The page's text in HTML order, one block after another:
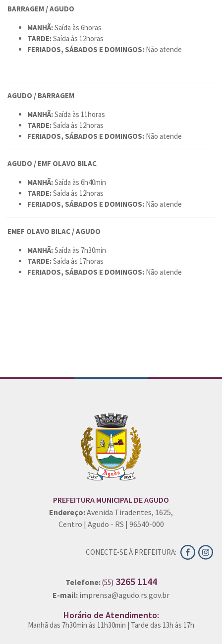
BARRAGEM / AGUDO
MANHÃ:Saída às 6horas
TARDE:Saída às 12horas
FERIADOS, SÁBADOS E DOMINGOS: Não atende
AGUDO / BARRAGEM
MANHÃ:Saída às 11horas
TARDE:Saída às 12horas
FERIADOS, SÁBADOS E DOMINGOS: Não atende
AGUDO / EMF OLAVO BILAC
MANHÃ:Saída às 6h40min
TARDE:Saída às 12horas
FERIADOS, SÁBADOS E DOMINGOS: Não atende
EMEF OLAVO BILAC / AGUDO
MANHÃ:Saída às 7h30min
TARDE:Saída às 17horas
FERIADOS, SÁBADOS E DOMINGOS: Não atende
PREFEITURA MUNICIPAL DE AGUDO
Endereço:Avenida Tiradentes, 1625,
Centro | Agudo - RS | 96540-000
CONECTE-SE À PREFEITURA:
Telefone:(55) 3265 1144
E-mail: imprensa@agudo.rs.gov.br
Horário de Atendimento:
Manhã das 7h30min às 11h30min | Tarde das 13h às 17h